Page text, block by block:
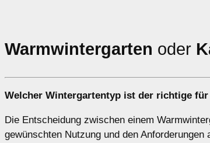
Warmwintergarten oder
Welcher Wintergartentyp ist der richtige
Die Entscheidung zwischen einem
gewünschten Nutzung und den